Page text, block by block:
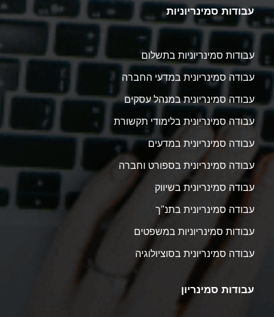
עבודות סמינריוניות
עבודות סמינריוניות בתשלום
עבודה סמינריונית במדעי החברה
עבודה סמינריונית במנהל עסקים
עבודה סמינריונית בלימודי תקשורת
עבודה סמינריונית במדעים
עבודה סמינריונית בספורט וחברה
עבודה סמינריונית בשיווק
עבודה סמינריונית בתנ"ך
עבודות סמינריוניות במשפטים
עבודה סמינריונית בסוציולוגיה
עבודות סמינריון